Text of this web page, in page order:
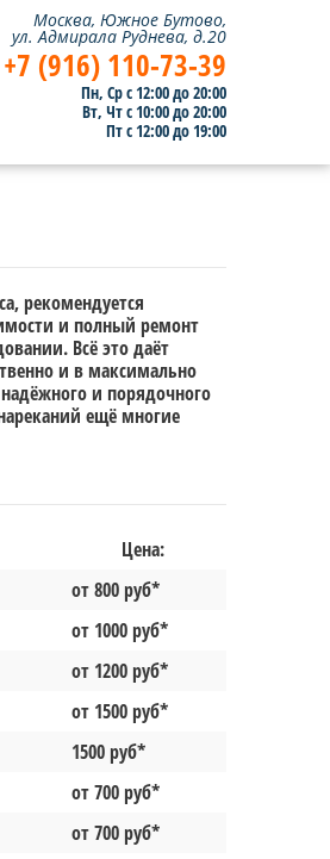
Москва, Южное Бутово,
ул. Адмирала Руднева, д.20
+7 (916) 110-73-39
Пн, Ср с 12:00 до 20:00
Вт, Чт с 10:00 до 20:00
Пт с 12:00 до 19:00
рекомендуется
и полный ремонт
Всё это даёт
и в максимально
и порядочного
ещё многие
Цена:
от 800 руб*
от 1000 руб*
от 1200 руб*
от 1500 руб*
1500 руб*
от 700 руб*
от 700 руб*